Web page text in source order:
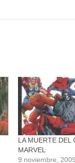
LA MUERTE DEL
MARVEL
9 noviembre, 2009